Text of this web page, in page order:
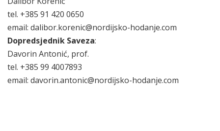
tel. +385 91 420 0650
email: dalibor.korenic@nordijsko-hodanje.com
Dopredsjednik Saveza:
Davorin Antonić, prof.
tel. +385 99 4007893
email: davorin.antonic@nordijsko-hodanje.com